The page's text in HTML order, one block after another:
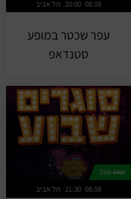
תל אביב 20:00 08.08
עפר שכטר במופע
סטנדאפ
84₪
39₪
תל אביב 21:30 08.08